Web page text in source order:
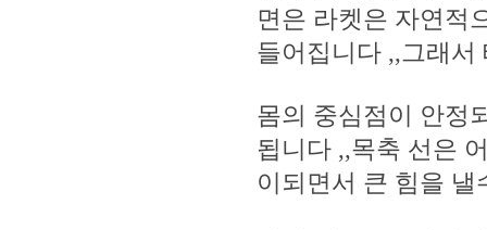
면은 라켓은 자연적
들어집니다 ,,그래
몸의 중심점이 안정
됩니다 ,,목축 선은
이되면서 큰 힘을 낼